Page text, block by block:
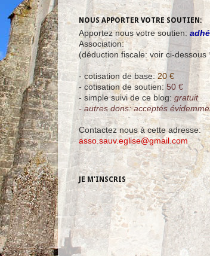
NOUS APPORTER VOTRE SOUTIEN:
Apportez nous votre soutien:
Association:
(déduction fiscale: voir ci-dessous
- cotisation de base:20 €
- cotisation de soutien: 50 €
- simple suivi de ce blog: gratuit
- autres dons: acceptés
Contactez nous à cette adresse:
asso.sauv.eglise@gmail.com
JE M'INSCRIS